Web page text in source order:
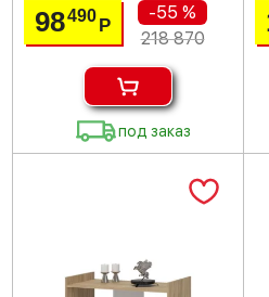
98490Р
-55 %
218 870
под заказ